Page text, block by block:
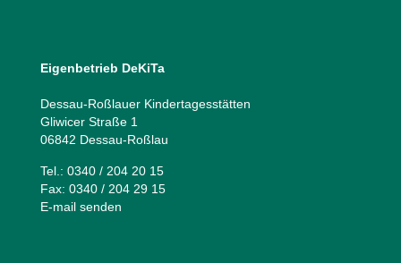
Eigenbetrieb DeKiTa
Dessau-Roßlauer Kindertagesstätten
Gliwicer Straße 1
06842 Dessau-Roßlau
Tel.: 0340 / 204 20 15
Fax: 0340 / 204 29 15
E-mail senden